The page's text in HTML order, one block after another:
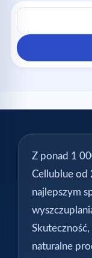
Z ponad 1
Cellublue od
najlepszym
naturalne